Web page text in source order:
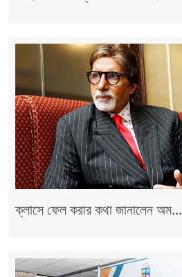
ক্লাসে ফেল করার কথা জানালেন অম...